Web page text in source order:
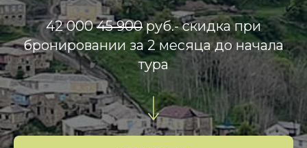
42 00045 900руб.- скидка при
бронировании за 2 месяца до начала
тура